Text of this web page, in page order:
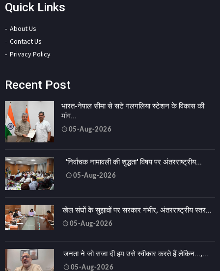
Quick Links
About Us
Contact Us
Privacy Policy
Recent Post
भारत-नेपाल सीमा से सटे गलगलिया स्टेशन के विकास की
मांग...
05-Aug-2026
'निर्वाचक नामावली की शुद्धता' विषय पर अंतरराष्ट्रीय...
05-Aug-2026
खेल संघों के सुझावों पर सरकार गंभीर, अंतरराष्ट्रीय स्तर...
05-Aug-2026
जनता ने जो सजा दी हम उसे स्वीकार करते हैं लेकिन...,...
05-Aug-2026